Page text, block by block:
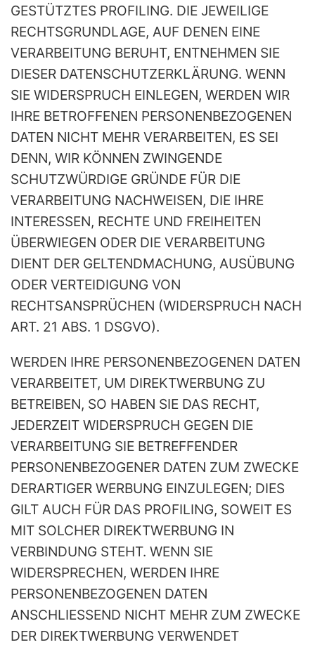
GESTÜTZTES PROFILING. DIE JEWEILIGE
RECHTSGRUNDLAGE, AUF DENEN EINE
VERARBEITUNG BERUHT, ENTNEHMEN SIE
DIESER DATENSCHUTZERKLÄRUNG. WENN
SIE WIDERSPRUCH EINLEGEN, WERDEN WIR
IHRE BETROFFENEN PERSONENBEZOGENEN
DATEN NICHT MEHR VERARBEITEN, ES SEI
DENN, WIR KÖNNEN ZWINGENDE
SCHUTZWÜRDIGE GRÜNDE FÜR DIE
VERARBEITUNG NACHWEISEN, DIE IHRE
INTERESSEN, RECHTE UND FREIHEITEN
ÜBERWIEGEN ODER DIE VERARBEITUNG
DIENT DER GELTENDMACHUNG, AUSÜBUNG
ODER VERTEIDIGUNG VON
RECHTSANSPRÜCHEN (WIDERSPRUCH NACH
ART. 21 ABS. 1 DSGVO).
WERDEN IHRE PERSONENBEZOGENEN DATEN
VERARBEITET, UM DIREKTWERBUNG ZU
BETREIBEN, SO HABEN SIE DAS RECHT,
JEDERZEIT WIDERSPRUCH GEGEN DIE
VERARBEITUNG SIE BETREFFENDER
PERSONENBEZOGENER DATEN ZUM ZWECKE
DERARTIGER WERBUNG EINZULEGEN; DIES
GILT AUCH FÜR DAS PROFILING, SOWEIT ES
MIT SOLCHER DIREKTWERBUNG IN
VERBINDUNG STEHT. WENN SIE
WIDERSPRECHEN, WERDEN IHRE
PERSONENBEZOGENEN DATEN
ANSCHLIESSEND NICHT MEHR ZUM ZWECKE
DER DIREKTWERBUNG VERWENDET